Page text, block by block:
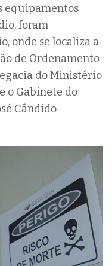
equipamentos
foram
onde se localiza a
de Ordenamento
do Ministério
o Gabinete do
Cândido